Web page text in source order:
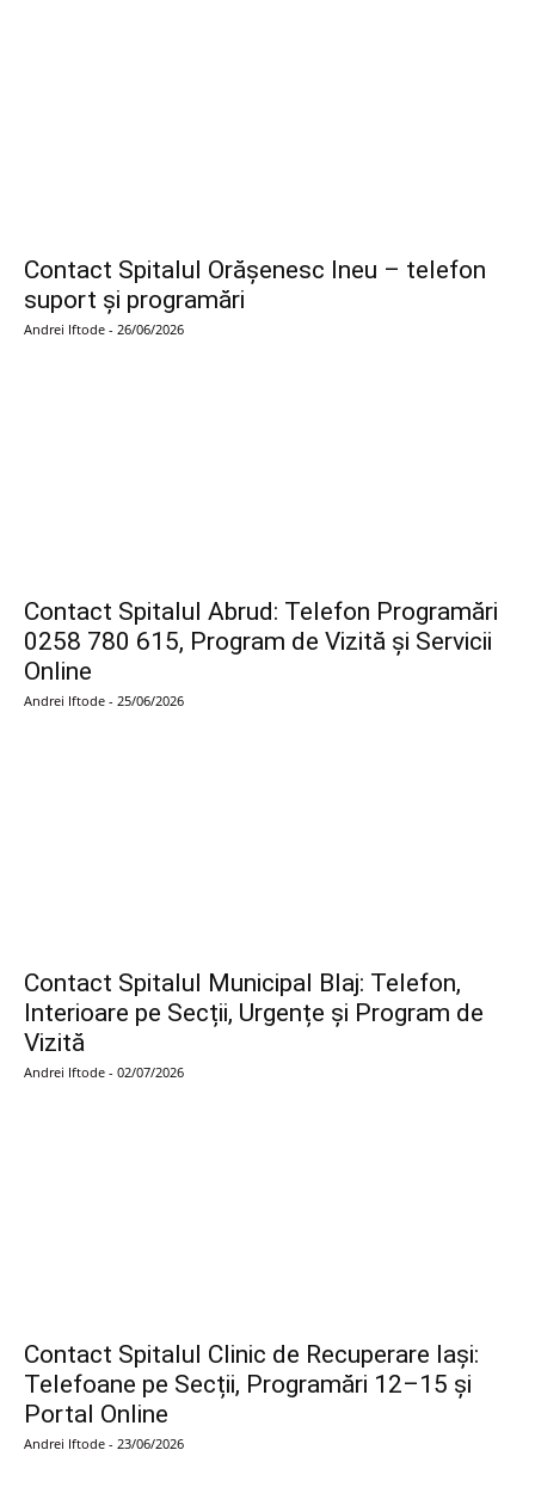
Contact Spitalul Orășenesc Ineu – telefon
suport și programări
Andrei Iftode - 26/06/2026
Contact Spitalul Abrud: Telefon Programări
0258 780 615, Program de Vizită și Servicii
Online
Andrei Iftode - 25/06/2026
Contact Spitalul Municipal Blaj: Telefon,
Interioare pe Secții, Urgențe și Program de
Vizită
Andrei Iftode - 02/07/2026
Contact Spitalul Clinic de Recuperare Iași:
Telefoane pe Secții, Programări 12–15 și
Portal Online
Andrei Iftode - 23/06/2026